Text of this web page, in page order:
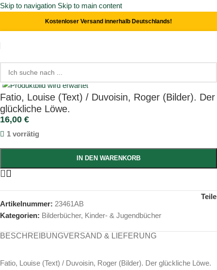
Skip to navigation Skip to main content
Kostenloser Versand innerhalb Deutschlands!
Start/ Kinder- & Jugendbücher
Click to enlarge
Fatio, Louise (Text) / Duvoisin, Roger (Bilder). Der
glückliche Löwe.
16,00 €
1 vorrätig
IN DEN WARENKORB
Artikelnummer: 23461AB
Kategorien: Bilderbücher, Kinder- & Jugendbücher
BESCHREIBUNGVERSAND & LIEFERUNG
Fatio, Louise (Text) / Duvoisin, Roger (Bilder). Der glückliche Löwe.